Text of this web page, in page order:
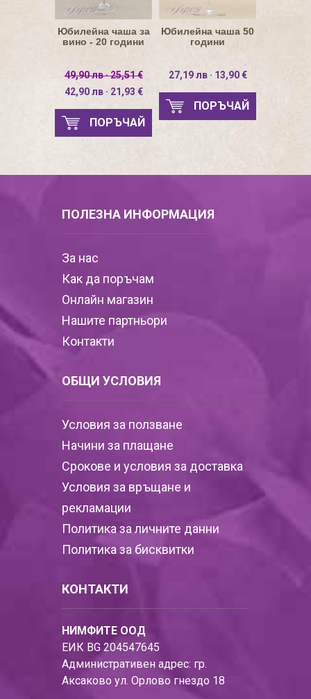
Юбилейна чаша за
вино - 20 години
49,90 лв · 25,51 €
42,90 лв · 21,93 €
ПОРЪЧАЙ
Юбилейна чаша 50
години
27,19 лв · 13,90 €
ПОРЪЧАЙ
ПОЛЕЗНА ИНФОРМАЦИЯ
За нас
Как да поръчам
Онлайн магазин
Нашите партньори
Контакти
ОБЩИ УСЛОВИЯ
Условия за ползване
Начини за плащане
Срокове и условия за доставка
Условия за връщане и
рекламации
Политика за личните данни
Политика за бисквитки
КОНТАКТИ
НИМФИТЕ ООД
ЕИК BG 204547645
Административен адрес: гр.
Аксаково ул. Орлово гнездо 18